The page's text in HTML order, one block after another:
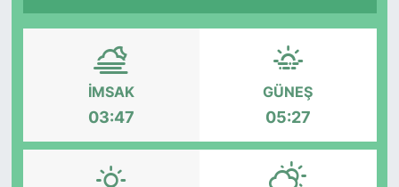
İMSAK
03:47
GÜNEŞ
05:27
FUAR TAKVİMİ
Amerika Fuarları
FUAR RAPORU
FESTİVAL HABERLERİ